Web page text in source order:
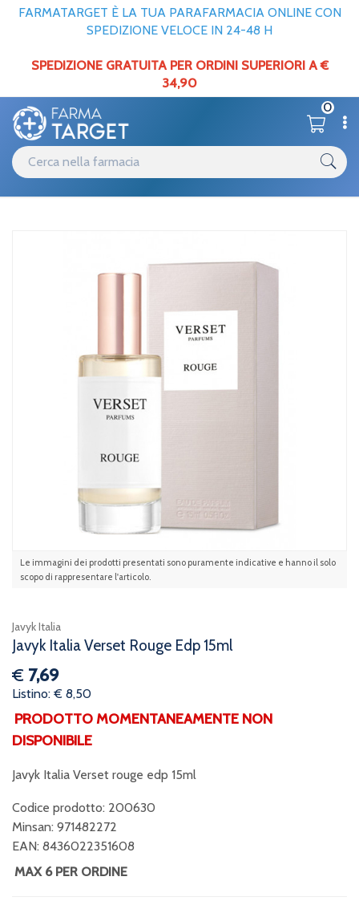
FARMATARGET È LA TUA PARAFARMACIA ONLINE CON
SPEDIZIONE VELOCE IN 24-48 H
SPEDIZIONE GRATUITA PER ORDINI SUPERIORI A €
34,90
0
Le immagini dei prodotti presentati sono puramente indicative e hanno il solo
scopo di rappresentare l'articolo.
Javyk Italia
Javyk Italia Verset Rouge Edp 15ml
€ 7,69
Listino: € 8,50
PRODOTTO MOMENTANEAMENTE NON
DISPONIBILE
Javyk Italia Verset rouge edp 15ml
Codice prodotto: 200630
Minsan: 971482272
EAN: 8436022351608
MAX 6 PER ORDINE